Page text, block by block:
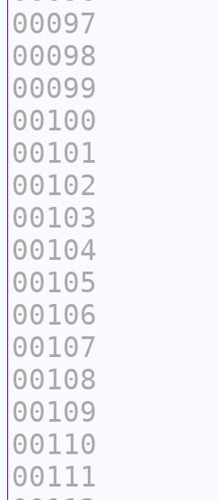
00097
00098
00099
00100
00101
00102
00103
00104
00105
00106
00107
00108
00109
00110
00111